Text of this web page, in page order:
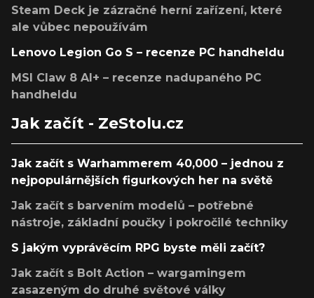
Steam Deck je zázračné herní zařízení, které
ale vůbec nepoužívám
Lenovo Legion Go S – recenze PC handheldu
MSI Claw 8 AI+ – recenze nadupaného PC
handheldu
Jak začít - ZeStolu.cz
Jak začít s Warhammerem 40,000 – jednou z
nejpopulárnějších figurkových her na světě
Jak začít s barvením modelů – potřebné
nástroje, základní poučky i pokročilé techniky
S jakým vyprávěcím RPG byste měli začít?
Jak začít s Bolt Action – wargamingem
zasazeným do druhé světové války